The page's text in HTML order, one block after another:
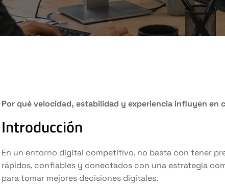
Por qué velocidad, estabilidad y experiencia influyen en
Introducción
En un entorno digital competitivo, no basta con tener
rápidos, confiables y conectados con una estrategia
para tomar mejores decisiones digitales.